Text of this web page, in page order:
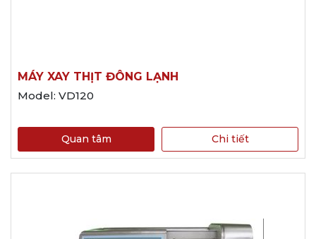
MÁY XAY THỊT ĐÔNG LẠNH
Model: VD120
Quan tâm Chi tiết